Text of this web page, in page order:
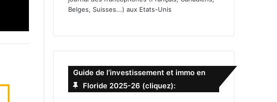
Belges, Suisses...) aux Etats-Unis
Guide de l’investissement et immo en
Floride 2025-26 (cliquez):